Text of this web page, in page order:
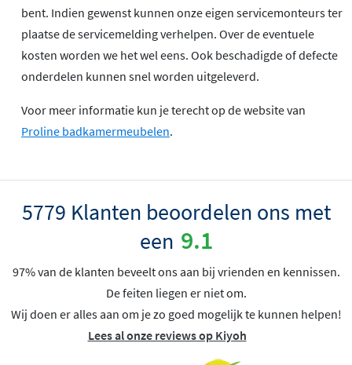
bent. Indien gewenst kunnen onze eigen servicemonteurs ter
plaatse de servicemelding verhelpen. Over de eventuele
kosten worden we het wel eens. Ook beschadigde of defecte
onderdelen kunnen snel worden uitgeleverd.
Voor meer informatie kun je terecht op de website van
Proline badkamermeubelen.
5779 Klanten beoordelen ons met
een 9.1
97% van de klanten beveelt ons aan bij vrienden en kennissen.
De feiten liegen er niet om.
Wij doen er alles aan om je zo goed mogelijk te kunnen helpen!
Lees al onze reviews op Kiyoh